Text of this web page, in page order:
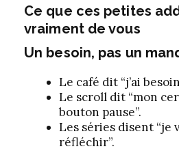
Ce que ces petites
vraiment de vous
Un besoin, pas un
Le café dit “j’ai
Le scroll dit “mon
bouton pause”.
Les séries disent “je
réfléchir”.